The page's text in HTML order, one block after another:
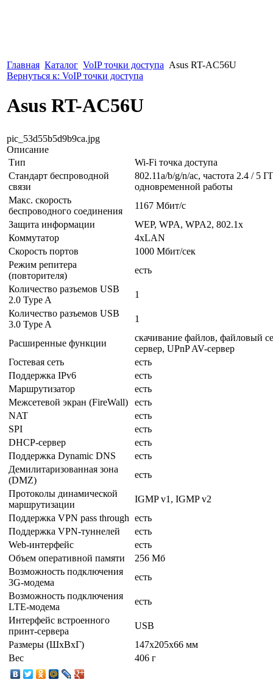
Главная Каталог VoIP точки доступа Asus RT-AC56U
Вернуться к: VoIP точки доступа
Asus RT-AC56U
pic_53d55b5d9b9ca.jpg
Описание
Тип
Wi-Fi точка доступа
Стандарт беспроводной
связи
802.11a/b/g/n/ac, частота 2.4 / 5
одновременной работы
Макс. скорость
беспроводного соединения
1167 Мбит/с
Защита информации
WEP, WPA, WPA2, 802.1x
Коммутатор
4xLAN
Скорость портов
1000 Мбит/сек
Режим репитера
(повторителя)
есть
Количество разъемов USB
2.0 Type A
1
Количество разъемов USB
3.0 Type A
1
Расширенные функции
скачивание файлов, файловый
сервер, UPnP AV-сервер
Гостевая сеть
есть
Поддержка IPv6
есть
Маршрутизатор
есть
Межсетевой экран (FireWall)
есть
NAT
есть
SPI
есть
DHCP-сервер
есть
Поддержка Dynamic DNS
есть
Демилитаризованная зона
(DMZ)
есть
Протоколы динамической
маршрутизации
IGMP v1, IGMP v2
Поддержка VPN pass through есть
Поддержка VPN-туннелей
есть
Web-интерфейс
есть
Объем оперативной памяти
256 Мб
Возможность подключения
3G-модема
есть
Возможность подключения
LTE-модема
есть
Интерфейс встроенного
принт-сервера
USB
Размеры (ШxВxГ)
147x205x66 мм
Вес
406 г